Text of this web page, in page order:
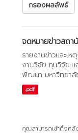
กรองผลลัพธ์
จดหมายข่าวสถ
รายงานข่าวและเ
งานวิจัย ทุนวิจัย
พัฒนา มหาวิทยาลั
.pdf
คุณสามารถเข้าถึงคลั